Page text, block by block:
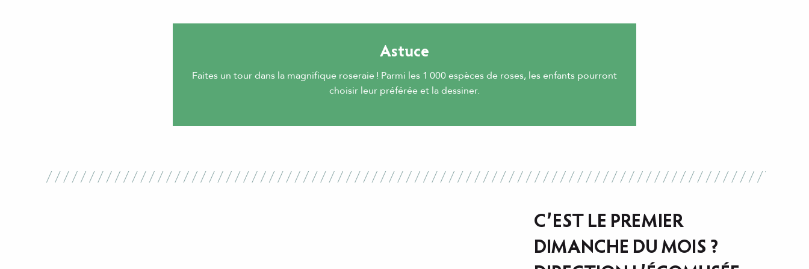
Astuce
Faites un tour dans la magnifique roseraie ! Parmi les 1 000 espèces de roses, les enfants pourront
choisir leur préférée et la dessiner.
C’EST LE PREMIER
DIMANCHE DU MOIS ?